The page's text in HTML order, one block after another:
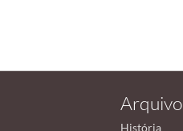
Arquivo
História